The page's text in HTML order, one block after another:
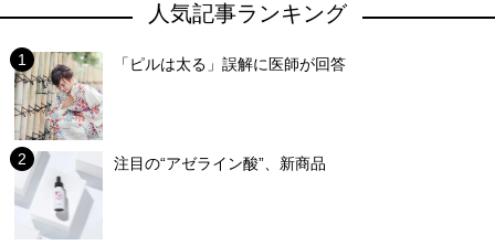
人気記事ランキング
「ピルは太る」誤解に医師が回答
注目の“アゼライン酸”、新商品